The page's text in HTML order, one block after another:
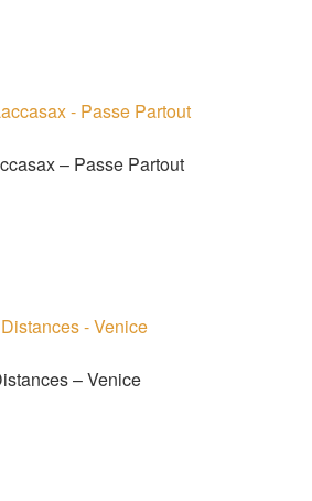
– Passe Partout
– Venice